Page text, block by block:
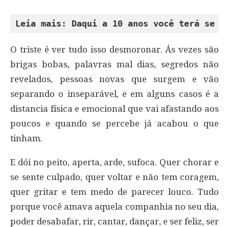
Leia mais: Daqui a 10 anos você terá se
O triste é ver tudo isso desmoronar. Ás vezes são
brigas bobas, palavras mal dias, segredos não
revelados, pessoas novas que surgem e vão
separando o inseparável, e em alguns casos é a
distancia física e emocional que vai afastando aos
poucos e quando se percebe já acabou o que
tinham.
E dói no peito, aperta, arde, sufoca. Quer chorar e
se sente culpado, quer voltar e não tem coragem,
quer gritar e tem medo de parecer louco. Tudo
porque você amava aquela companhia no seu dia,
poder desabafar, rir, cantar, dançar, e ser feliz, ser